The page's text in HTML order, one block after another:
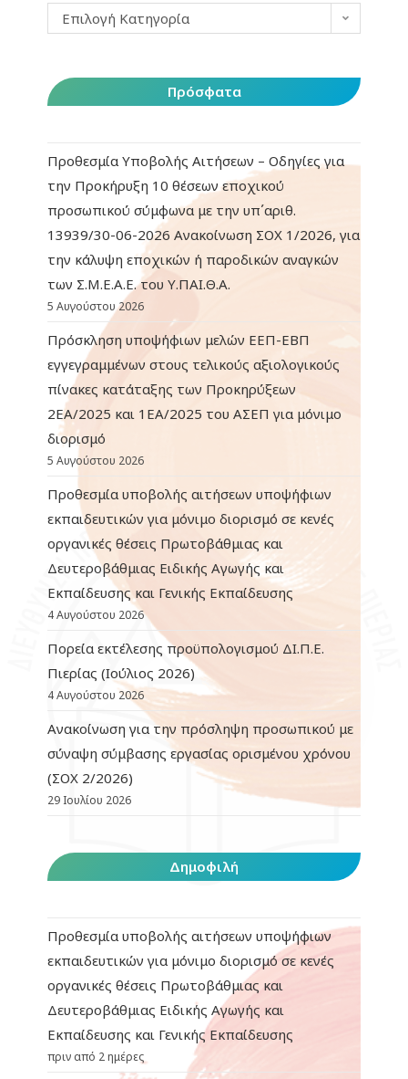
Επιλογή Κατηγορία
Πρόσφατα
Προθεσμία Υποβολής Αιτήσεων – Οδηγίες για
την Προκήρυξη 10 θέσεων εποχικού
προσωπικού σύμφωνα με την υπ΄αριθ.
13939/30-06-2026 Ανακοίνωση ΣΟΧ 1/2026, για
την κάλυψη εποχικών ή παροδικών αναγκών
των Σ.Μ.Ε.Α.Ε. του Υ.ΠΑΙ.Θ.Α.
5 Αυγούστου 2026
Πρόσκληση υποψήφιων μελών ΕΕΠ-ΕΒΠ
εγγεγραμμένων στους τελικούς αξιολογικούς
πίνακες κατάταξης των Προκηρύξεων
2ΕΑ/2025 και 1ΕΑ/2025 του ΑΣΕΠ για μόνιμο
διορισμό
5 Αυγούστου 2026
Προθεσμία υποβολής αιτήσεων υποψήφιων
εκπαιδευτικών για μόνιμο διορισμό σε κενές
οργανικές θέσεις Πρωτοβάθμιας και
Δευτεροβάθμιας Ειδικής Αγωγής και
Εκπαίδευσης και Γενικής Εκπαίδευσης
4 Αυγούστου 2026
Πορεία εκτέλεσης προϋπολογισμού ΔΙ.Π.Ε.
Πιερίας (Ιούλιος 2026)
4 Αυγούστου 2026
Ανακοίνωση για την πρόσληψη προσωπικού με
σύναψη σύμβασης εργασίας ορισμένου χρόνου
(ΣΟΧ 2/2026)
29 Ιουλίου 2026
Δημοφιλή
Προθεσμία υποβολής αιτήσεων υποψήφιων
εκπαιδευτικών για μόνιμο διορισμό σε κενές
οργανικές θέσεις Πρωτοβάθμιας και
Δευτεροβάθμιας Ειδικής Αγωγής και
Εκπαίδευσης και Γενικής Εκπαίδευσης
πριν από 2 ημέρες